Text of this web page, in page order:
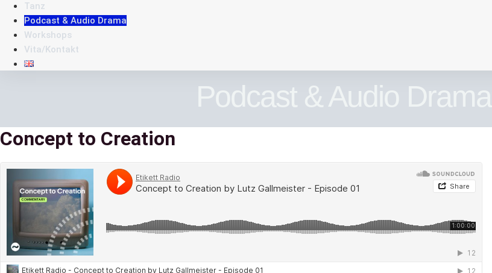
Tanz
Podcast & Audio Drama
Workshops
Vita/Kontakt
Podcast & Audio Drama
Concept to Creation